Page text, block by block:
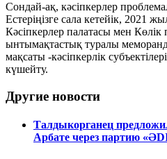
Сондай-ақ, кәсіпкерлер
Естеріңізге сала кетейік, 2021
Кәсіпкерлер палатасы мен
ынтымақтастық туралы
мақсаты -кәсіпкерлік
күшейту.
Другие новости
Талдыкорганец
Арбате через партию